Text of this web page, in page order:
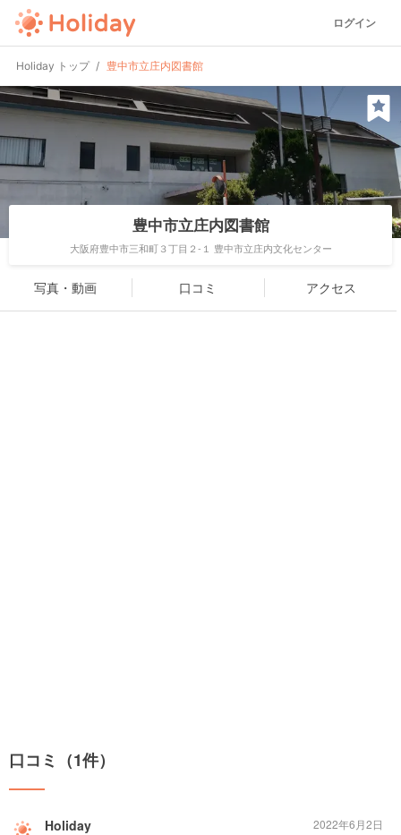
ログイン
Holiday トップ 豊中市立庄内図書館
豊中市立庄内図書館
大阪府豊中市三和町３丁目２-１ 豊中市立庄内文化センター
写真・動画 口コミ アクセス
口コミ（1件）
Holiday 2022年6月2日